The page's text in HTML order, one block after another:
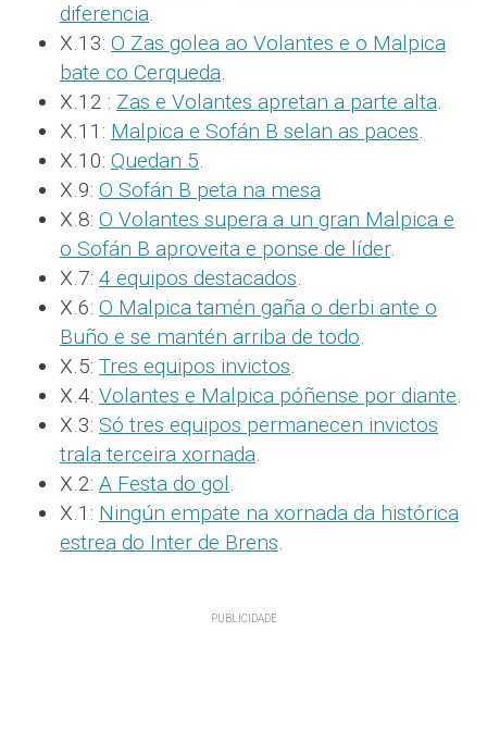
diferencia.
X.13: O Zas golea ao Volantes e o Malpica
bate co Cerqueda.
X.12 : Zas e Volantes apretan a parte alta.
X.11: Malpica e Sofán B selan as paces.
X.10: Quedan 5.
X.9: O Sofán B peta na mesa
X.8: O Volantes supera a un gran Malpica e
o Sofán B aproveita e ponse de líder.
X.7: 4 equipos destacados.
X.6: O Malpica tamén gaña o derbi ante o
Buño e se mantén arriba de todo.
X.5: Tres equipos invictos.
X.4: Volantes e Malpica póñense por diante.
X.3: Só tres equipos permanecen invictos
trala terceira xornada.
X.2: A Festa do gol.
X.1: Ningún empate na xornada da histórica
estrea do Inter de Brens.